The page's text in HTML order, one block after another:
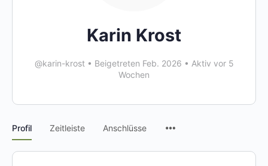
Karin Krost
@karin-krost • Beigetreten Feb. 2026 • Aktiv vor 5
Wochen
Profil Zeitleiste Anschlüsse